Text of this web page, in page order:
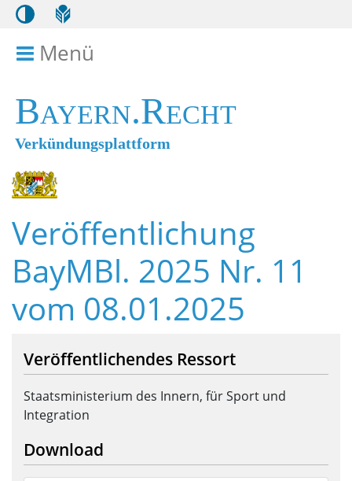
Menü
Bayern.Recht
Verkündungsplattform
Veröffentlichung
BayMBl. 2025 Nr. 11
vom 08.01.2025
Veröffentlichendes Ressort
Staatsministerium des Innern, für Sport und
Integration
Download